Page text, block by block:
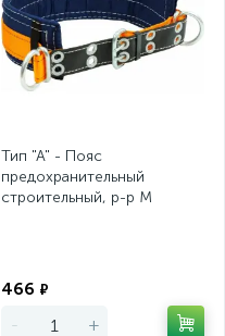
Тип "А" - Пояс
предохранительный
строительный, р-р М
466 ₽
- +